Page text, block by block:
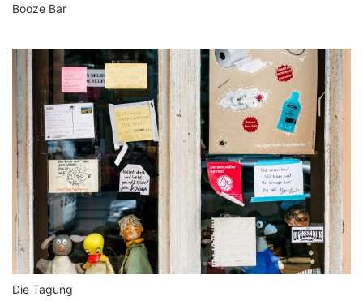
Booze Bar
Die Tagung